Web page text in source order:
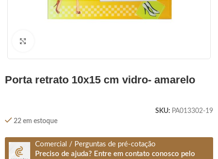
porta retrato 10x15 cm vidro- amarelo
SKU: PA013302-19
22 em estoque
Comercial / Perguntas de pré-cotação
Preciso de ajuda? Entre em contato conosco pelo